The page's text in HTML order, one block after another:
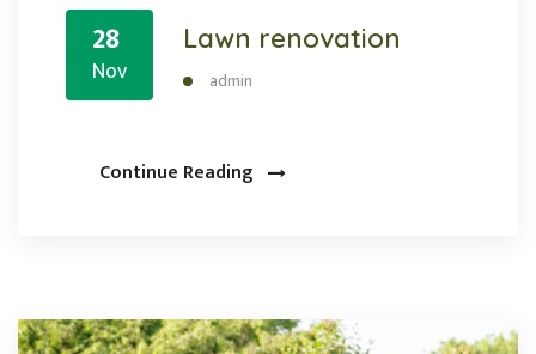
28
Nov
Lawn renovation
admin
Continue Reading